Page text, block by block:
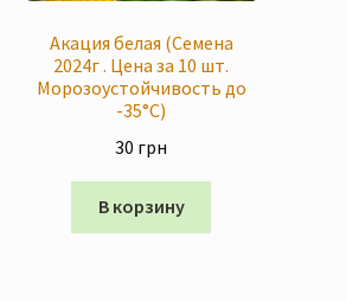
Акация белая (Семена
2024г . Цена за 10 шт.
Морозоустойчивость до
-35°C)
30 грн
В корзину